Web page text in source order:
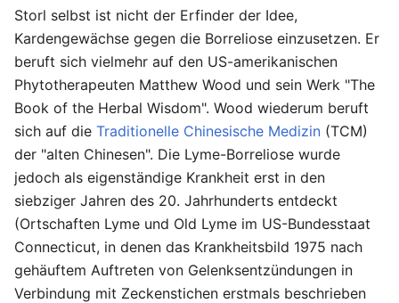
Storl selbst ist nicht der Erfinder der Idee,
Kardengewächse gegen die Borreliose einzusetzen. Er
beruft sich vielmehr auf den US-amerikanischen
Phytotherapeuten Matthew Wood und sein Werk "The
Book of the Herbal Wisdom". Wood wiederum beruft
sich auf die Traditionelle Chinesische Medizin (TCM)
der "alten Chinesen". Die Lyme-Borreliose wurde
jedoch als eigenständige Krankheit erst in den
siebziger Jahren des 20. Jahrhunderts entdeckt
(Ortschaften Lyme und Old Lyme im US-Bundesstaat
Connecticut, in denen das Krankheitsbild 1975 nach
gehäuftem Auftreten von Gelenksentzündungen in
Verbindung mit Zeckenstichen erstmals beschrieben